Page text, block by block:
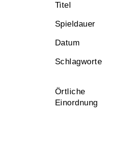
Titel
Spieldauer
Datum
Schlagworte
Örtliche
Einordnung